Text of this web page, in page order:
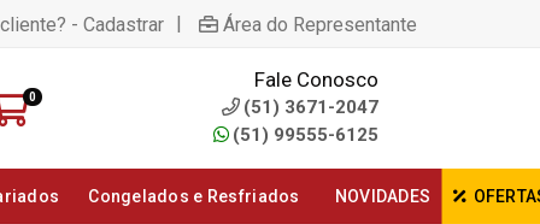
- Cadastrar | Área do Representante
0
Fale Conosco
(51) 3671-2047
(51) 99555-6125
Congelados e Resfriados NOVIDADES